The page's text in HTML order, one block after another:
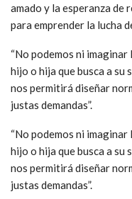
amado y la esperanza
para emprender la lucha
“No podemos ni imaginar
hijo o hija que busca a su
nos permitirá diseñar
justas demandas”.
“No podemos ni imaginar
hijo o hija que busca a su
nos permitirá diseñar
justas demandas”.